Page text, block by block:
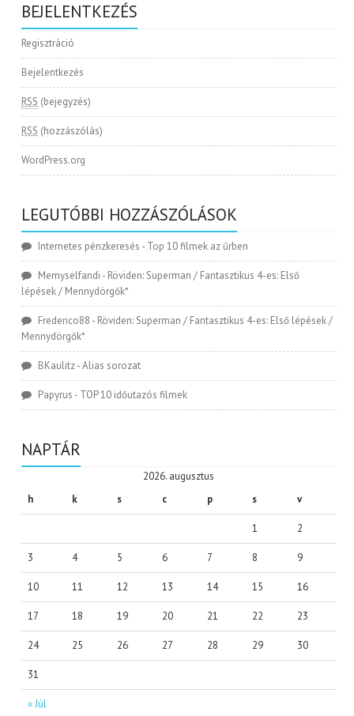
BEJELENTKEZÉS
Regisztráció
Bejelentkezés
RSS (bejegyzés)
RSS (hozzászólás)
WordPress.org
LEGUTÓBBI HOZZÁSZÓLÁSOK
Internetes pénzkeresés - Top 10 filmek az űrben
Memyselfandi - Röviden: Superman / Fantasztikus 4-es: Első
lépések / Mennydörgők*
Frederico88 - Röviden: Superman / Fantasztikus 4-es: Első lépések /
Mennydörgők*
BKaulitz-Alias sorozat
Papyrus - TOP 10 időutazós filmek
NAPTÁR
2026. augusztus
h
k s c p s v
« Júl
1 2
3 4 5 6 7 8 9
10 11 12 13 14 15 16
17 18 19 20 21 22 23
24 25 26 27 28 29 30
31